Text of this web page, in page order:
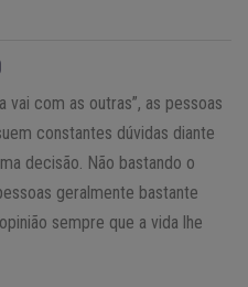
vai com as outras”, as pessoas
constantes dúvidas diante
decisão. Não bastando o
geralmente bastante
sempre que a vida lhe